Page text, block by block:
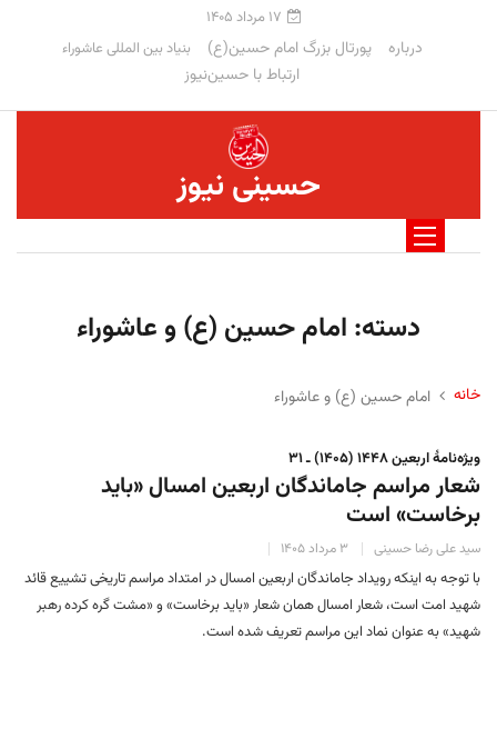
۱۷ مرداد ۱۴۰۵
درباره پورتال بزرگ امام حسین(ع) بنیاد بین المللی عاشوراء
ارتباط با حسین‌نیوز
حسینی نیوز
دسته: امام حسین (ع) و عاشوراء
خانه امام حسین (ع) و عاشوراء
ویژه‌نامهٔ اربعین ۱۴۴۸ (۱۴۰۵) ـ ۳۱
شعار مراسم جاماندگان اربعین امسال «باید
برخاست» است
سید علی رضا حسینی ۳ مرداد ۱۴۰۵
با توجه به اینکه رویداد جاماندگان اربعین امسال در امتداد مراسم تاریخی تشییع قائد
شهید امت است، شعار امسال همان شعار «باید برخاست» و «مشت گره کرده رهبر
شهید» به عنوان نماد این مراسم تعریف شده‌ است.